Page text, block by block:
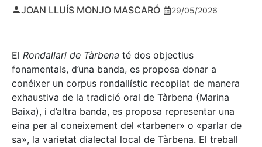
JOAN LLUÍS MONJO MASCARÓ 29/05/2026
El Rondallari de Tàrbena té dos objectius
fonamentals, d’una banda, es proposa donar a
conéixer un corpus rondallístic recopilat de manera
exhaustiva de la tradició oral de Tàrbena (Marina
Baixa), i d’altra banda, es proposa representar una
eina per al coneixement del «tarbener» o «parlar de
sa», la varietat dialectal local de Tàrbena. El treball